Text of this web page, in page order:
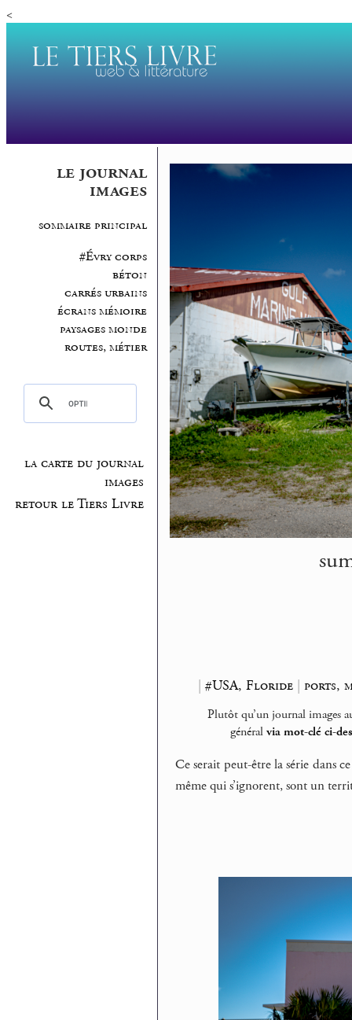
<
le journal
images
sommaire principal
#Évry corps
béton
carrés urbains
écrans mémoire
paysages monde
routes, métier
la carte du journal
images
retour le Tiers Livre
| #USA, Floride| ports,
Plutôt qu’un journal images
généralvia mot-clé ci-
Ce serait peut-être la série dans
même qui s’ignorent, sont un